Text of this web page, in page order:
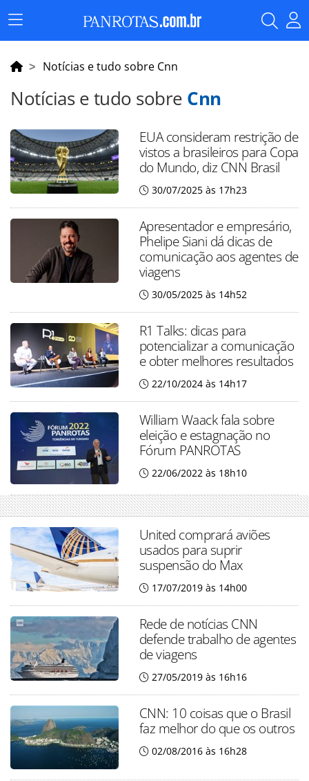
Menu
Principal
Notícias e tudo sobre Cnn
Notícias e tudo sobre Cnn
EUA consideram restrição de
vistos a brasileiros para Copa
do Mundo, diz CNN Brasil
30/07/2025 às 17h23
Apresentador e empresário,
Phelipe Siani dá dicas de
comunicação aos agentes de
viagens
30/05/2025 às 14h52
R1 Talks: dicas para
potencializar a comunicação
e obter melhores resultados
22/10/2024 às 14h17
William Waack fala sobre
eleição e estagnação no
Fórum PANROTAS
22/06/2022 às 18h10
United comprará aviões
usados para suprir
suspensão do Max
17/07/2019 às 14h00
Rede de notícias CNN
defende trabalho de agentes
de viagens
27/05/2019 às 16h16
CNN: 10 coisas que o Brasil
faz melhor do que os outros
02/08/2016 às 16h28